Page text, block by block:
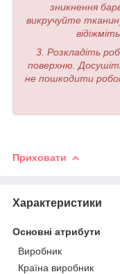
зникнення
викручуйте
3. Розкладіть
поверхню.
не пошкодити
Приховати
Характеристики
Основні атрибути
Виробник
Країна виробник